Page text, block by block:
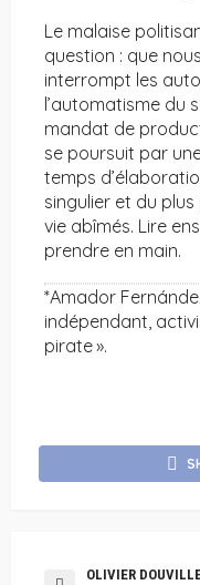
Le malaise
question : que
interrompt les
l’automatisme du
mandat de
se poursuit par
temps
singulier et du
vie abîmés. Lire
prendre en main.
*Amador
indépendant,
pirate ».
OLIVIER